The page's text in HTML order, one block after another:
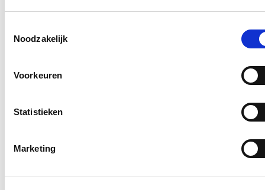
Noodzakelijk
Voorkeuren
Statistieken
Marketing
brandweer
Onze brandweerlieden staan elke dag voor anderen klaar. Of het nu
gaat om een woningbrand, een verkeersongeval of een medische
nodig hebben. Dat engagement verdient niet alleen waardering,
maar ook een beleid dat hen ondersteunt en versterkt.
Net daarom volg ik de geplande hervormingen van de brandweer